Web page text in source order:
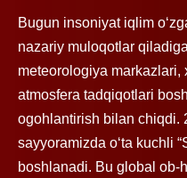
Bugun insoniyat iqlim
nazariy muloqotlar
meteorologiya markazlari,
atmosfera tadqiqotlari
ogohlantirish bilan chiqdi.
sayyoramizda oʻta kuchli
boshlanadi. Bu global